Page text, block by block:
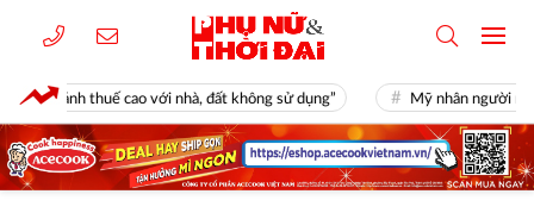
với nhà, đất không sử dụng” Mỹ nhân người miền Tây là tiểu thư